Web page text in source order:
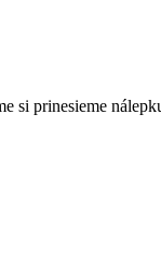
si prinesieme